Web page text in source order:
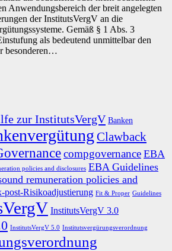
Anwendungsbereich der breit angelegten
der InstitutsVergV an die
Gemäß § 1 Abs. 3
als bedeutend unmittelbar den
besonderen…
zur InstitutsVergV Banken
Clawback
compgovernance EBA
policies and disclosures EBA Guidelines
remuneration policies and
post-Risikoadjustierung Fit & Proper Guidelines
InstitutsVergV 3.0
InstitutsVergV 5.0 Institutsvergürungsverordnung